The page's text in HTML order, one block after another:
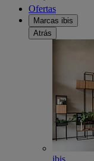
Ofertas
Marcas ibis
Atrás
ibis